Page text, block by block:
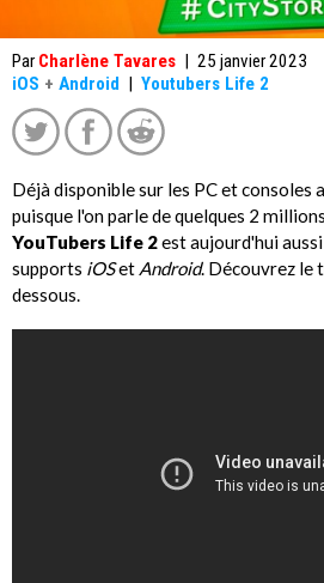
Par Charlène Tavares | 25 janvier 2023
iOS + Android | Youtubers Life 2
Déjà disponible sur les PC et consoles
puisque l'on parle de quelques 2
YouTubers Life 2est aujourd'hui
supports iOSet Android. Découvrez le
dessous.